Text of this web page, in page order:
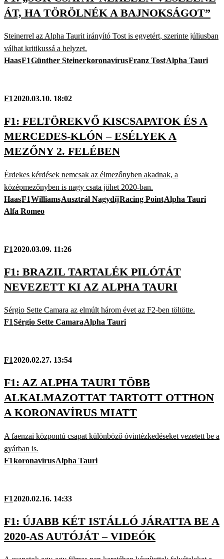
ÁT, HA TÖRÖLNÉK A BAJNOKSÁGOT”
Steinerrel az Alpha Taurit irányító Tost is egyetért, szerinte júliusban
válhat kritikussá a helyzet.
HaasF1Günther SteinerkoronavírusFranz TostAlpha Tauri
F12020.03.10. 18:02
F1: FELTÖREKVŐ KISCSAPATOK ÉS A
MERCEDES-KLÓN – ESÉLYEK A
MEZŐNY 2. FELÉBEN
Érdekes kérdések nemcsak az élmezőnyben akadnak, a
középmezőnyben is nagy csata jöhet 2020-ban.
HaasF1WilliamsAusztrál NagydíjRacing PointAlpha Tauri
Alfa Romeo
F12020.03.09. 11:26
F1: BRAZIL TARTALÉK PILÓTÁT
NEVEZETT KI AZ ALPHA TAURI
Sérgio Sette Camara az elmúlt három évet az F2-ben töltötte.
F1Sérgio Sette CamaraAlpha Tauri
F12020.02.27. 13:54
F1: AZ ALPHA TAURI TÖBB
ALKALMAZOTTAT TARTOTT OTTHON
A KORONAVÍRUS MIATT
A faenzai központú csapat különböző óvintézkedéseket vezetett be a
gyárban is.
F1koronavírusAlpha Tauri
F12020.02.16. 14:33
F1: ÚJABB KÉT ISTÁLLÓ JÁRATTA BE A
2020-AS AUTÓJÁT – VIDEÓK